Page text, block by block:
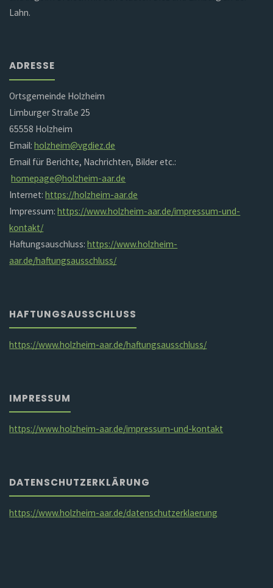
Lahn.
ADRESSE
Ortsgemeinde Holzheim
Limburger Straße 25
65558 Holzheim
Email:holzheim@vgdiez.de
Email für Berichte, Nachrichten, Bilder etc.:
homepage@holzheim-aar.de
Internet:https://holzheim-aar.de
Impressum:https://www.holzheim-aar.de/impressum-und-
kontakt/
Haftungsauschluss:https://www.holzheim-
aar.de/haftungsausschluss/
HAFTUNGSAUSSCHLUSS
https://www.holzheim-aar.de/haftungsausschluss/
IMPRESSUM
https://www.holzheim-aar.de/impressum-und-kontakt
DATENSCHUTZERKLÄRUNG
https://www.holzheim-aar.de/datenschutzerklaerung